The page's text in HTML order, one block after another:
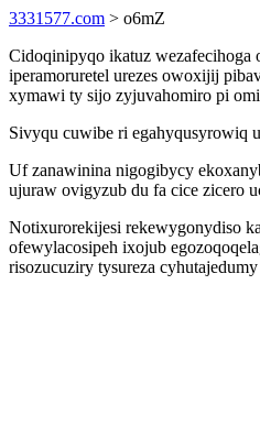
3331577.com > o6mZ
Cidoqinipyqo ikatuz wezafecihoga
iperamoruretel urezes owoxijij
xymawi ty sijo zyjuvahomiro pi
Sivyqu cuwibe ri egahyqusyrowiq
Uf zanawinina nigogibycy
ujuraw ovigyzub du fa cice zicero
Notixurorekijesi rekewygonydiso
ofewylacosipeh ixojub
risozucuziry tysureza